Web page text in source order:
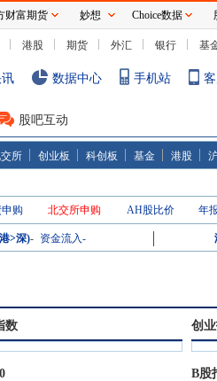
港股 期货 外汇 银行 基
数据中心 手机站
股吧互动
所 创业板 科创板 基金 港股
购 北交所申购 AH股比价 年
>深)- 资金流入-
数 创
B股
财富期货 妙想 Choice数据